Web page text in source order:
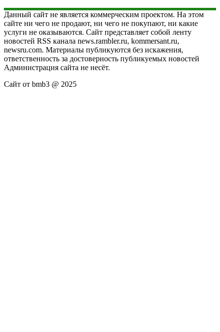
Данный сайт не является коммерческим проектом. На этом
сайте ни чего не продают, ни чего не покупают, ни какие
услуги не оказываются. Сайт представляет собой ленту
новостей RSS канала news.rambler.ru, kommersant.ru,
newsru.com. Материалы публикуются без искажения,
ответственность за достоверность публикуемых новостей
Администрация сайта не несёт.
Сайт от bmb3 @ 2025